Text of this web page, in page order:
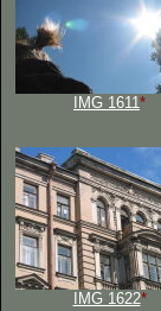
IMG 1611 *
IMG 1622*